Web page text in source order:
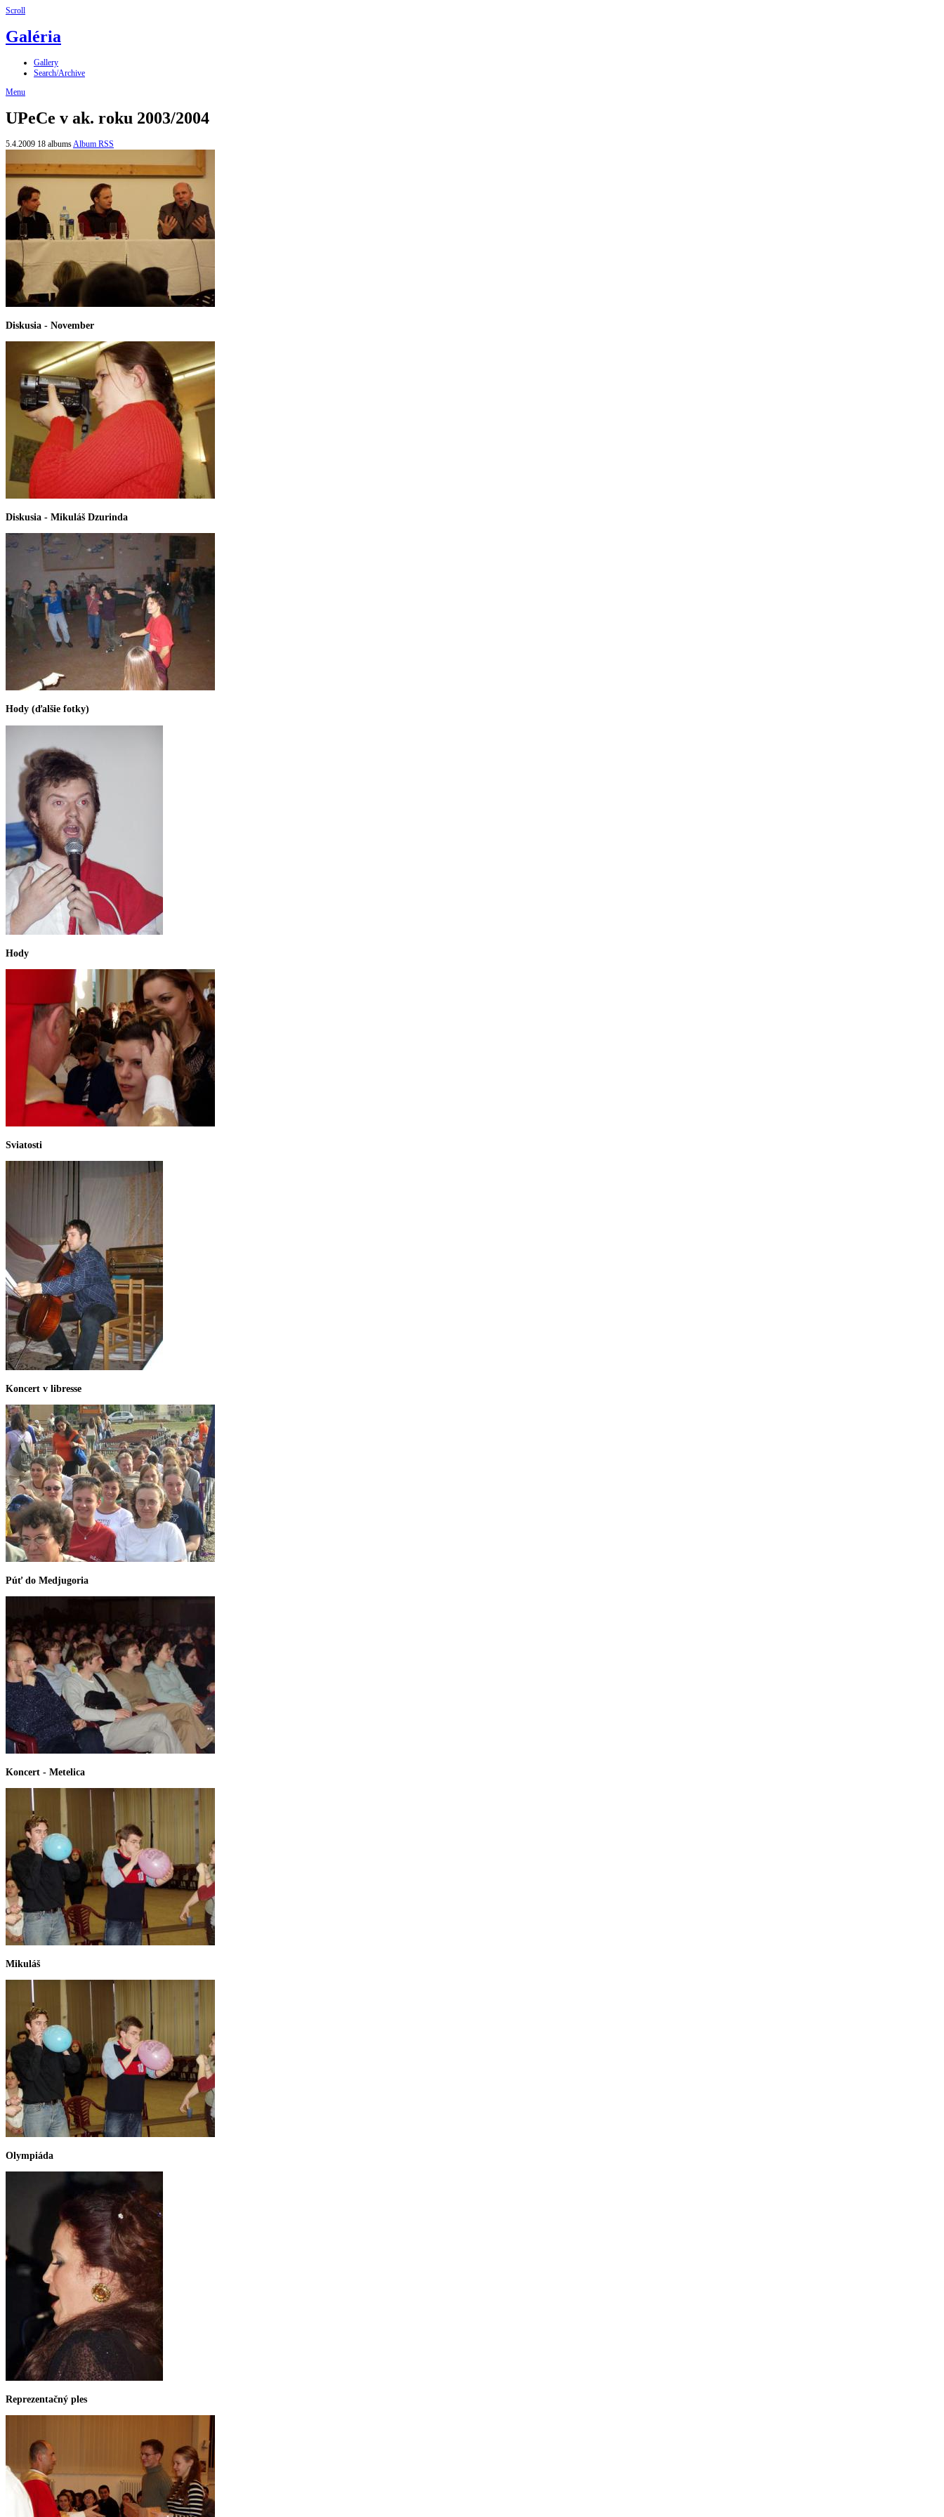
Scroll
Galéria
Gallery
Search/Archive
Menu
UPeCe v ak. roku 2003/2004
5.4.2009 18 albumsAlbum RSS
Diskusia - November
Diskusia - Mikuláš Dzurinda
Hody (ďalšie fotky)
Hody
Sviatosti
Koncert v libresse
Púť do Medjugoria
Koncert - Metelica
Mikuláš
Olympiáda
Reprezentačný ples